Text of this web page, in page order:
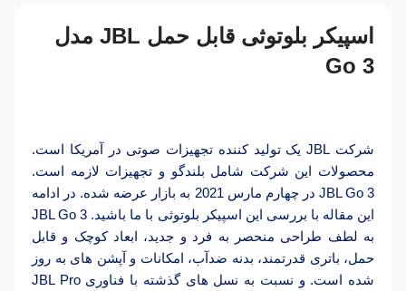
اسپیکر بلوتوثی قابل حمل JBL مدل
Go 3
شرکت JBL یک تولید کننده تجهیزات صوتی در آمریکا است.
محصولات این شرکت شامل بلندگو و تجهیزات لازمه است.
JBL Go 3 در چهارم مارس 2021 به بازار عرضه شده. در ادامه
این مقاله با بررسی این اسپیکر بلوتوثی با ما باشید. JBL Go 3
به لطف طراحی منحصر به فرد و جدید، ابعاد کوچک و قابل
حمل، باتری قدرتمند، بدنه ضدآب، امکانات و آپشن های به روز
شده است. و نسبت به نسل های گذشته با فناوری JBL Pro